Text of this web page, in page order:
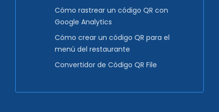
Cómo rastrear un código QR con
Google Analytics
Cómo crear un código QR para el
menú del restaurante
Convertidor de Código QR File